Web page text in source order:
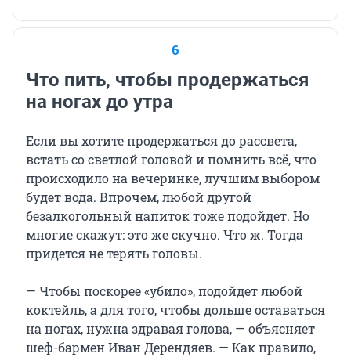
6
Что пить, чтобы продержаться
на ногах до утра
Если вы хотите продержаться до рассвета,
встать со светлой головой и помнить всё, что
происходило на вечеринке, лучшим выбором
будет вода. Впрочем, любой другой
безалкогольный напиток тоже подойдет. Но
многие скажут: это же скучно. Что ж. Тогда
придется не терять головы.
— Чтобы поскорее «убило», подойдет любой
коктейль, а для того, чтобы дольше оставаться
на ногах, нужна здравая голова, — объясняет
шеф-бармен Иван Дерендяев. — Как правило,